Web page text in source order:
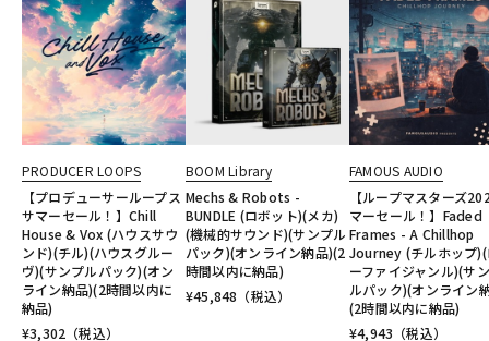
PRODUCER LOOPS
【プロデューサーループス
サマーセール！】Chill
House & Vox (ハウスサウ
ンド)(チル)(ハウスグルー
ヴ)(サンプルパック)(オン
ライン納品)(2時間以内に
納品)
¥3,302 （税込）
BOOM Library
Mechs & Robots -
BUNDLE (ロボット)(メカ)
(機械的サウンド)(サンプル
パック)(オンライン納品)(2
時間以内に納品)
¥45,848 （税込）
FAMOUS AUDIO
【ループマスターズ
マーセール！】Faded
Frames - A Chillhop
Journey (チルホップ
ーファイジャンル)(サ
ルパック)(オンライン
(2時間以内に納品)
¥4,943 （税込）